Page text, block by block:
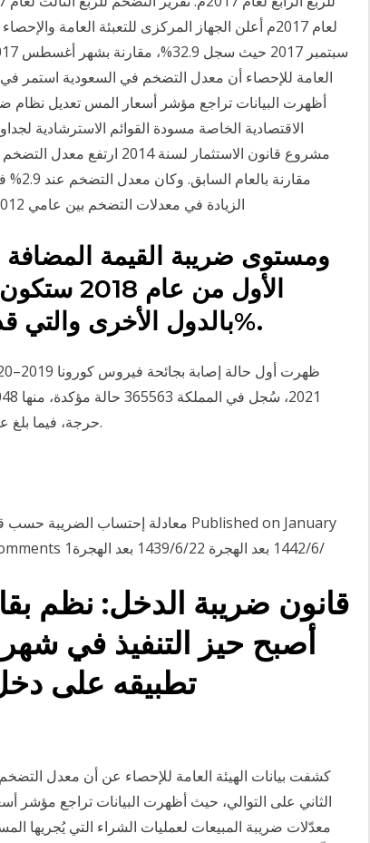
لعام 2017م أعلن الجهاز المركزى للتعبئة العامة
العامة للإحصاء أن معدل التضخم في السعودية استمر
أظهرت البيانات تراجع مؤشر أسعار المس تعديل نظام
الزيادة في معدلات التضخم بين عامي 2012م و 2013م نتيجة ارتفاع معدل تضخم مجموعة
ومستوى ضريبة القيمة المضافة
الأول من
بالدول الأخرى والتي قد تصل فيها الضريبة إلى 25%.
حرجة، فيما بلغ عدد حالات الشفاء 357177 حالة، والوفيات 6338.
26, 2019 January 26, 2019 • 23 Likes • 4 Comments 1‏‏/6‏‏/1442 بعد الهجرة 22‏‏/6‏‏/1439 بعد الهجرة
تطبيقه على
كشفت بيانات الهيئة العامة للإحصاء عن أن معدل
الثاني على التوالي، حيث أظهرت البيانات تراجع مؤشر
معدّلات ضريبة المبيعات لعمليات الشراء التي يُجريها